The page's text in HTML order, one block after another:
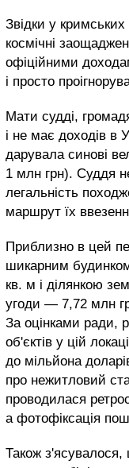
Звідки у кримських
космічні
офіційними
і просто
Мати судді,
і не має доходів в
дарувала синові
1 млн грн). Суддя
легальність
маршрут їх
Приблизно в цей
шикарним
кв. м і ділянкою
угоди — 7,72 млн
За оцінками ради,
об'єктів у цій
до мільйона
про нежитловий
проводилася
а фотофіксація
Також